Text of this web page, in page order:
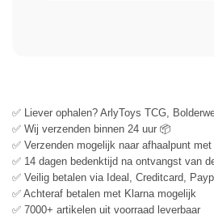
✅ Liever ophalen? ArlyToys TCG,
✅ Wij verzenden binnen 24 uur 📦
✅ Verzenden mogelijk naar afhaalpunt
✅ 14 dagen bedenktijd na ontvangst van
✅ Veilig betalen via Ideal, Creditcard,
✅ Achteraf betalen met Klarna mogelijk
✅ 7000+ artikelen uit voorraad leverbaar